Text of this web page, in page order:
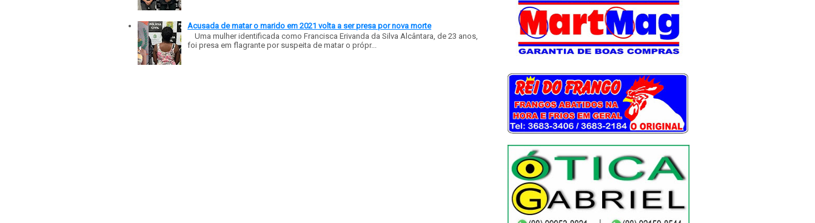
Acusada de matar o marido em 2021 volta a ser presa por nova morte
Uma mulher identificada como Francisca Erivanda da Silva Alcântara, de 23 anos,
foi presa em flagrante por suspeita de matar o própr...